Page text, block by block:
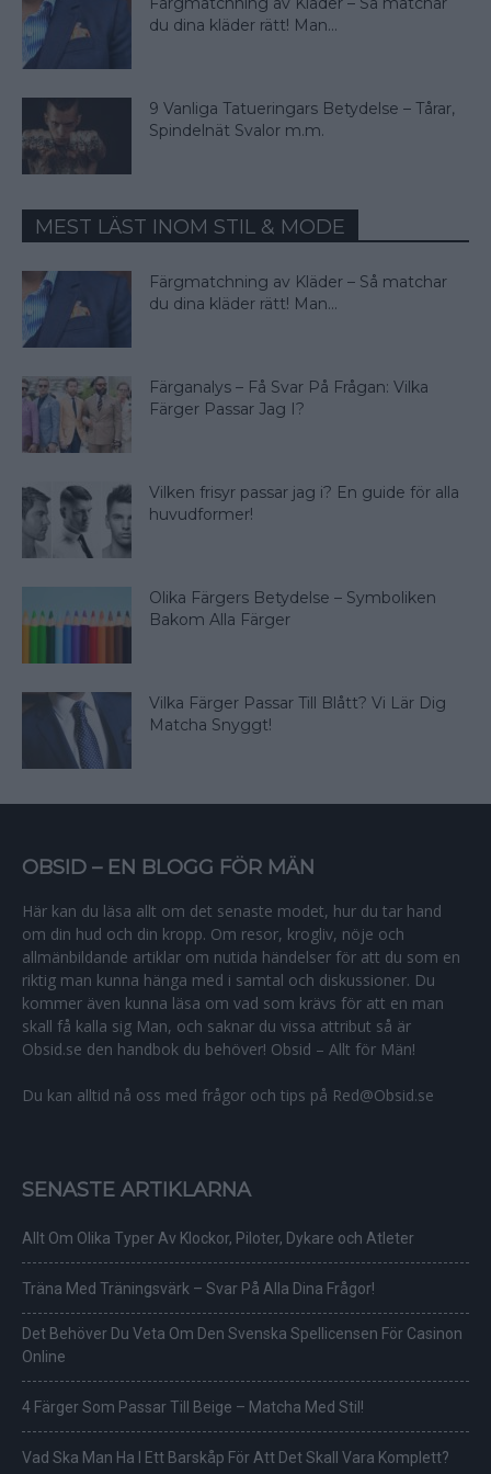
du dina kläder rätt! Man...
9 Vanliga Tatueringars Betydelse – Tårar,
Spindelnät Svalor m.m.
MEST LÄST INOM STIL & MODE
Färgmatchning av Kläder – Så matchar
du dina kläder rätt! Man...
Färganalys – Få Svar På Frågan: Vilka
Färger Passar Jag I?
Vilken frisyr passar jag i? En guide för alla
huvudformer!
Olika Färgers Betydelse – Symboliken
Bakom Alla Färger
Vilka Färger Passar Till Blått? Vi Lär Dig
Matcha Snyggt!
OBSID – EN BLOGG FÖR MÄN
Här kan du läsa allt om det senaste modet, hur du tar hand
om din hud och din kropp. Om resor, krogliv, nöje och
allmänbildande artiklar om nutida händelser för att du som en
riktig man kunna hänga med i samtal och diskussioner. Du
kommer även kunna läsa om vad som krävs för att en man
skall få kalla sig Man, och saknar du vissa attribut så är
Obsid.se den handbok du behöver! Obsid – Allt för Män!
Du kan alltid nå oss med frågor och tips på Red@Obsid.se
SENASTE ARTIKLARNA
Allt Om Olika Typer Av Klockor, Piloter, Dykare och Atleter
Träna Med Träningsvärk – Svar På Alla Dina Frågor!
Det Behöver Du Veta Om Den Svenska Spellicensen För Casinon
Online
4 Färger Som Passar Till Beige – Matcha Med Stil!
Vad Ska Man Ha I Ett Barskåp För Att Det Skall Vara Komplett?